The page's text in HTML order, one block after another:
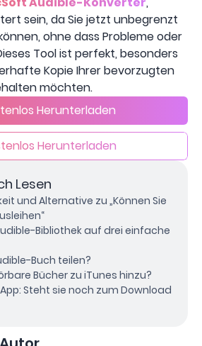
sein, da Sie jetzt unbegrenzt
ohne dass Probleme oder
Tool ist perfekt, besonders
Kopie Ihrer bevorzugten
möchten.
Herunterladen
Herunterladen
Lesen
und Alternative zu „Können Sie
Bibliothek auf drei einfache
Buch teilen?
Bücher zu iTunes hinzu?
Steht sie noch zum Download